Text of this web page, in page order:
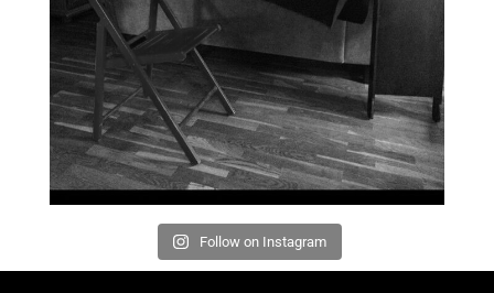
Follow on Instagram